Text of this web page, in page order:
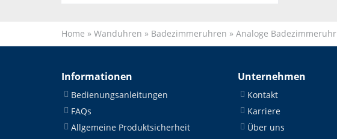
Home » Wanduhren » Badezimmeruhren » Analoge Badezimmeruhr
Informationen
Bedienungsanleitungen
FAQs
Allgemeine Produktsicherheit
Unternehmen
Kontakt
Karriere
Über uns